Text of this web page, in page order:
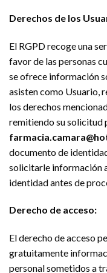
Derechos de los
El RGPD recoge una
favor de las personas
se ofrece información
asisten como Usuario,
los derechos
remitiendo su solicitud
documento de
solicitarle información
identidad antes de
Derecho de acceso:
El derecho de acceso
gratuitamente
personal sometidos a